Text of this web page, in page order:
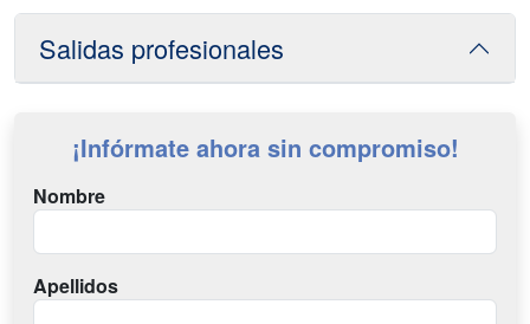
Salidas profesionales
¡Infórmate ahora sin compromiso!
Nombre
Apellidos